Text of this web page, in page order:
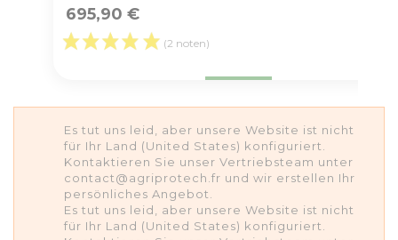
695,90 €
(2 noten)
Es tut uns leid, aber unsere Website ist nicht
für Ihr Land (United States) konfiguriert.
Kontaktieren Sie unser Vertriebsteam unter
contact@agriprotech.fr und wir erstellen Ihr
persönliches Angebot.
Es tut uns leid, aber unsere Website ist nicht
für Ihr Land (United States) konfiguriert.